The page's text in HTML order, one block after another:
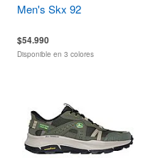
Men's Skx 92
$54.990
Disponible en 3 colores